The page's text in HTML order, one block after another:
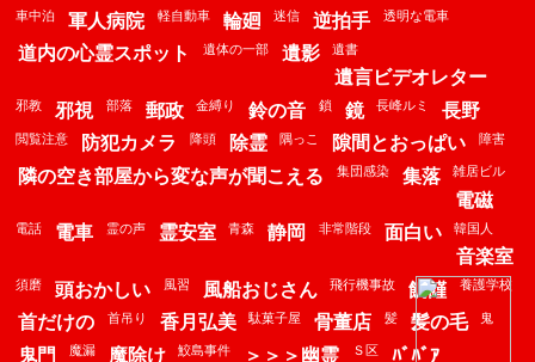
車中泊 軍人病院 軽自動車 輪廻 迷信 逆拍手 透明な電車
道内の心霊スポット 遺体の一部 遺影 遺書
遺言ビデオレター
邪教 邪視 部落 郵政 金縛り 鈴の音 鎖 鏡 長峰ルミ 長野
閲覧注意 防犯カメラ 降頭 除霊 隅っこ 隙間とおっぱい 障害
隣の空き部屋から変な声が聞こえる 集団感染 集落 雑居ビル
電磁
電話 電車 霊の声 霊安室 青森 静岡 非常階段 面白い 韓国人
音楽室
須磨 頭おかしい 風習 風船おじさん 飛行機事故 飢饉 養護学校
首だけの 首吊り 香月弘美 駄菓子屋 骨董店 髪 髪の毛 鬼
鬼門 魔漏 魔除け 鮫島事件 ＞＞＞幽霊 Ｓ区 ﾊﾞﾊﾞｱ